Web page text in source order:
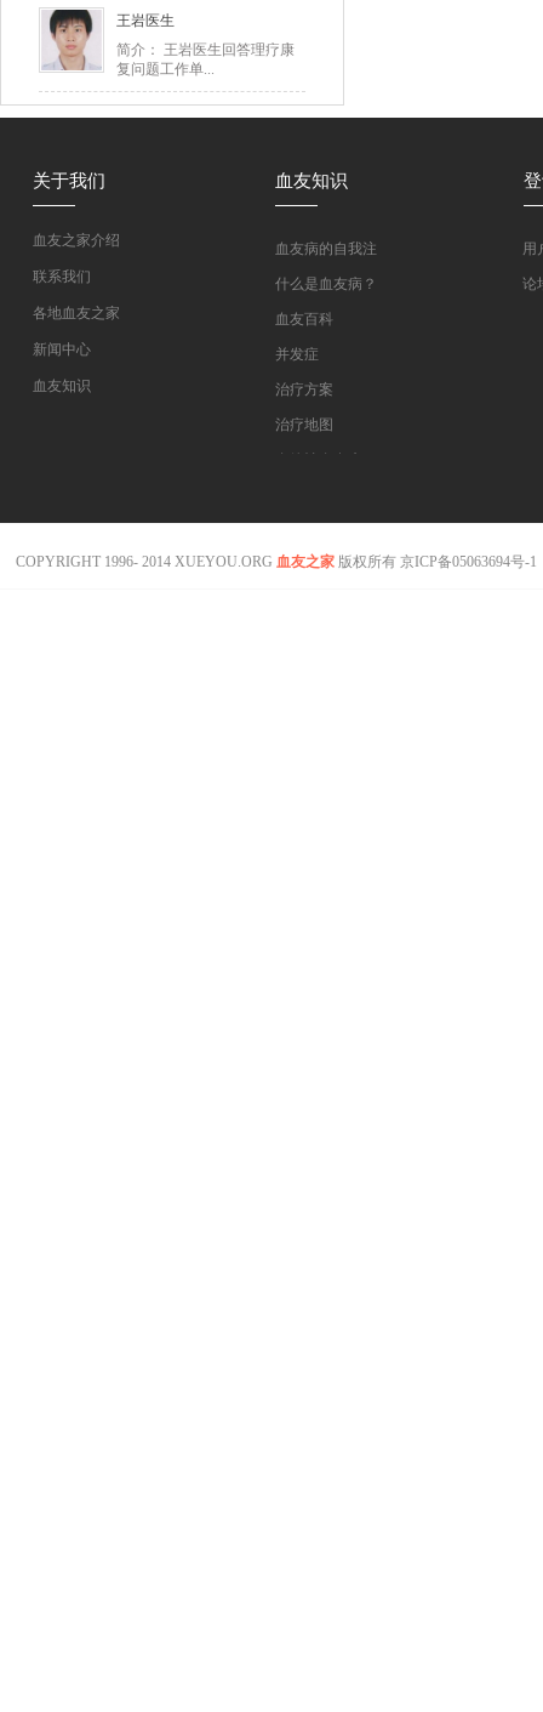
王岩医生
简介： 王岩医生回答理疗康
复问题工作单...
关于我们 血友知识
血友之家介绍
联系我们
各地血友之家
新闻中心
血友知识
血友病的自我注
射教学
什么是血友病？
血友百科
并发症
治疗方案
治疗地图
用
论
COPYRIGHT 1996- 2014 XUEYOU.ORG 血友之家 版权所有 京ICP备05063694号-1